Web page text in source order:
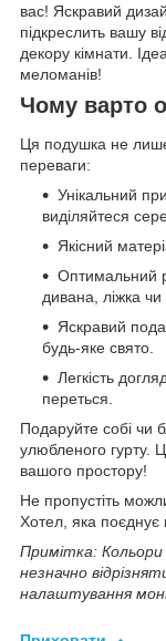
вас! Яскравий
підкреслить вашу
декору кімнати.
меломанів!
Чому варто
Ця подушка не
переваги:
Унікальний
виділяйтеся
Якісний
Оптимальний
дивана, ліжка чи
Яскравий
будь-яке свято.
Легкість
переться.
Подаруйте собі чи
улюбленого гурту.
вашого простору!
Не пропустіть
Хотел, яка
Примітка:
незначно
налаштування